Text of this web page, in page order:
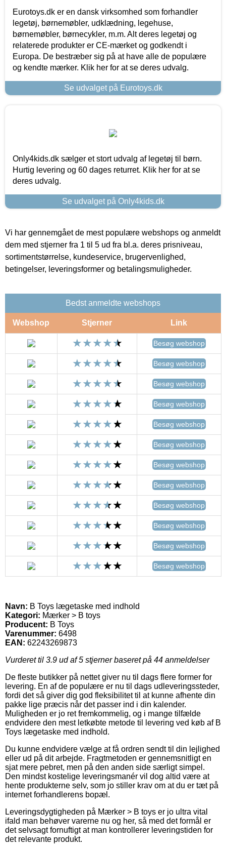
Eurotoys.dk er en dansk virksomhed som forhandler
legetøj, børnemøbler, udklædning, legehuse,
børnemøbler, børnecykler, m.m. Alt deres legetøj og
relaterede produkter er CE-mærket og godkendt i
Europa. De bestræber sig på at have alle de populære
og kendte mærker. Klik her for at se deres udvalg.
Se udvalget på Eurotoys.dk
Only4kids.dk sælger et stort udvalg af legetøj til børn.
Hurtig levering og 60 dages returret. Klik her for at se
deres udvalg.
Se udvalget på Only4kids.dk
Vi har gennemgået de mest populære webshops og anmeldt
dem med stjerner fra 1 til 5 ud fra bl.a. deres prisniveau,
sortimentstørrelse, kundeservice, brugervenlighed,
betingelser, leveringsformer og betalingsmuligheder.
Bedst anmeldte webshops
Webshop Stjerner Link
Besøg webshop
Besøg webshop
Besøg webshop
Besøg webshop
Besøg webshop
Besøg webshop
Besøg webshop
Besøg webshop
Besøg webshop
Besøg webshop
Besøg webshop
Besøg webshop
Navn: B Toys lægetaske med indhold
Kategori: Mærker > B toys
Producent: B Toys
Varenummer: 6498
EAN: 62243269873
Vurderet til 3.9 ud af 5 stjerner baseret på 44 anmeldelser
De fleste butikker på nettet giver nu til dags flere former for
levering. En af de populære er nu til dags udleveringssteder,
fordi det så giver dig god fleksibilitet til at kunne afhente din
pakke lige præcis når det passer ind i din kalender.
Muligheden er jo ret fremkommelig, og i mange tilfælde
endvidere den mest letkøbte metode til levering ved køb af B
Toys lægetaske med indhold.
Du kunne endvidere vælge at få ordren sendt til din lejlighed
eller ud på dit arbejde. Fragtmetoden er gennemsnitligt en
sjat mere pebret, men på den anden side særligt simpel.
Den mindst kostelige leveringsmanér vil dog altid være at
hente produkterne selv, som jo stiller krav om at du er tæt på
internet forhandlerens bopæl.
Leveringsdygtigheden på Mærker > B toys er jo ultra vital
ifald man behøver varerne nu og her, så med det formål er
det selvsagt fornuftigt at man kontrollerer leveringstiden for
det relevante produkt.